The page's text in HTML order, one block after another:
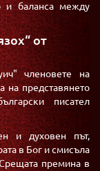
и баланса между
от
членовете на
на представянето
писател
и духовен път,
в Бог и смисъла
премина в